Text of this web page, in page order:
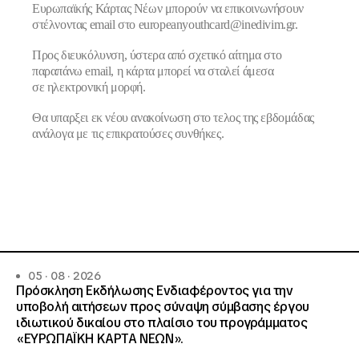
Ευρωπαϊκής Κάρτας Νέων μπορούν να επικοινωνήσουν
στέλνοντας email στο europeanyouthcard@inedivim.gr.
Προς διευκόλυνση, ύστερα από σχετικό αίτημα στο
παραπάνω email, η κάρτα μπορεί να σταλεί άμεσα
σε ηλεκτρονική μορφή.
Θα υπαρξει εκ νέου ανακοίνωση στο τελος της εβδομάδας
ανάλογα με τις επικρατούσες συνθήκες.
05 · 08 · 2026
Πρόσκληση Εκδήλωσης Ενδιαφέροντος για την
υποβολή αιτήσεων προς σύναψη σύμβασης έργου
ιδιωτικού δικαίου στο πλαίσιο του προγράμματος
«ΕΥΡΩΠΑΪΚΗ ΚΑΡΤΑ ΝΕΩΝ».